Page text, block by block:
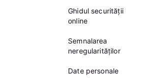
Ghidul securității
online
Semnalarea
neregularităților
Date personale